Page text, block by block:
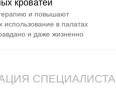
кроватей
и повышают
в палатах
и даже жизненно
СПЕЦИАЛИСТА